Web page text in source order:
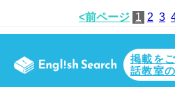
<前ページ 1 2 3
掲載を
話教室